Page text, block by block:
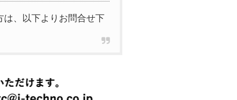
は、以下よりお問合せ下